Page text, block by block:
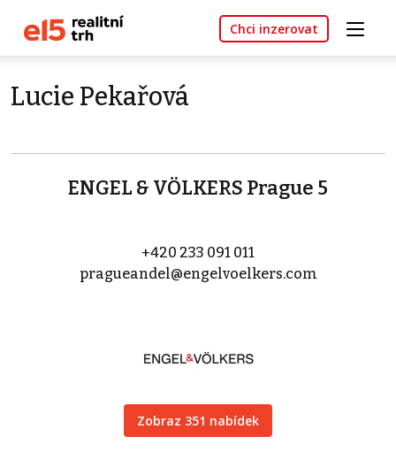
Chci inzerovat
Lucie Pekařová
ENGEL & VÖLKERS Prague 5
+420 233 091 011
pragueandel@engelvoelkers.com
Zobraz 351 nabídek